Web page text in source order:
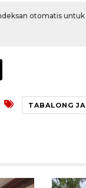
otomatis untuk
TABALONG